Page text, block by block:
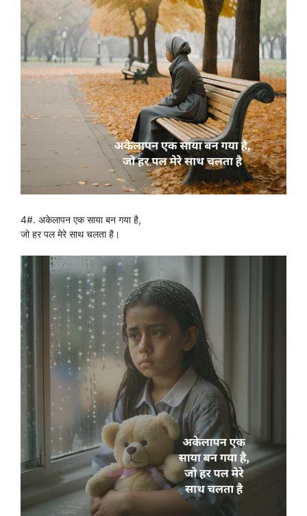
4#. अकेलापन एक साया बन गया है,
जो हर पल मेरे साथ चलता है।